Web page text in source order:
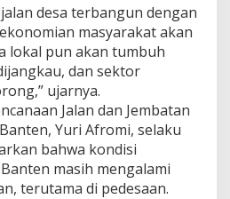
desa terbangun dengan
masyarakat akan
lokal pun akan tumbuh
dan sektor
ujarnya.
Jalan dan Jembatan
Yuri Afromi, selaku
bahwa kondisi
masih mengalami
terutama di pedesaan.